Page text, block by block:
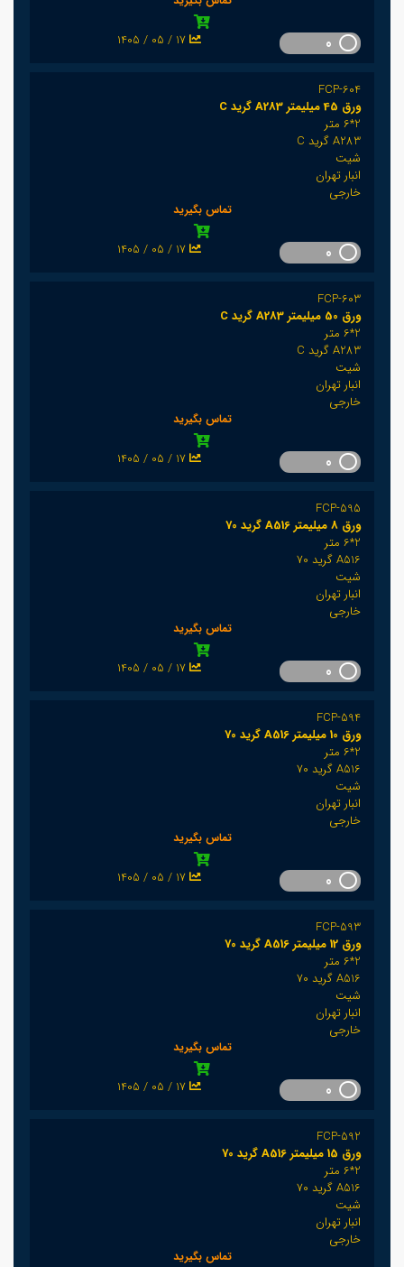
1405 / 05 / 17
FCP-604
ورق 45 میلیمتر A283 گرید C
2*6 متر
A283 گرید C
شیت
انبار تهران
خارجی
تماس بگیرید
1405 / 05 / 17
FCP-603
ورق 50 میلیمتر A283 گرید C
2*6 متر
A283 گرید C
شیت
انبار تهران
خارجی
تماس بگیرید
1405 / 05 / 17
FCP-595
ورق 8 میلیمتر A516 گرید 70
2*6 متر
A516 گرید 70
شیت
انبار تهران
خارجی
تماس بگیرید
1405 / 05 / 17
FCP-594
ورق 10 میلیمتر A516 گرید 70
2*6 متر
A516 گرید 70
شیت
انبار تهران
خارجی
تماس بگیرید
1405 / 05 / 17
FCP-593
ورق 12 میلیمتر A516 گرید 70
2*6 متر
A516 گرید 70
شیت
انبار تهران
خارجی
تماس بگیرید
1405 / 05 / 17
FCP-592
ورق 15 میلیمتر A516 گرید 70
2*6 متر
A516 گرید 70
شیت
انبار تهران
خارجی
تماس بگیرید